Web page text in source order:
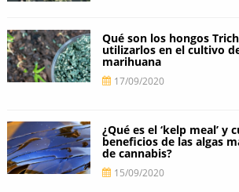
Qué son los hongos
utilizarlos en el cultivo
marihuana
17/09/2020
¿Qué es el ‘kelp meal’ y
beneficios de las algas
de cannabis?
15/09/2020